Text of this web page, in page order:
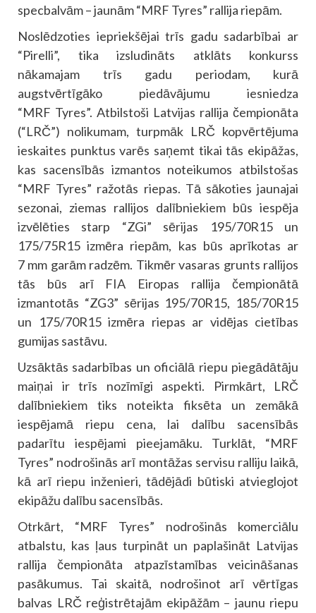
specbalvām – jaunām “MRF Tyres” rallija riepām.
Noslēdzoties iepriekšējai trīs gadu sadarbībai ar
“Pirelli”, tika izsludināts atklāts konkurss
nākamajam trīs gadu periodam, kurā
augstvērtīgāko piedāvājumu iesniedza
“MRF Tyres”. Atbilstoši Latvijas rallija čempionāta
(“LRČ”) nolikumam, turpmāk LRČ kopvērtējuma
ieskaites punktus varēs saņemt tikai tās ekipāžas,
kas sacensībās izmantos noteikumos atbilstošas
“MRF Tyres” ražotās riepas. Tā sākoties jaunajai
sezonai, ziemas rallijos dalībniekiem būs iespēja
izvēlēties starp “ZGi” sērijas 195/70R15 un
175/75R15 izmēra riepām, kas būs aprīkotas ar
7 mm garām radzēm. Tikmēr vasaras grunts rallijos
tās būs arī FIA Eiropas rallija čempionātā
izmantotās “ZG3” sērijas 195/70R15, 185/70R15
un 175/70R15 izmēra riepas ar vidējas cietības
gumijas sastāvu.
Uzsāktās sadarbības un oficiālā riepu piegādātāju
maiņai ir trīs nozīmīgi aspekti. Pirmkārt, LRČ
dalībniekiem tiks noteikta fiksēta un zemākā
iespējamā riepu cena, lai dalību sacensībās
padarītu iespējami pieejamāku. Turklāt, “MRF
Tyres” nodrošinās arī montāžas servisu ralliju laikā,
kā arī riepu inženieri, tādējādi būtiski atvieglojot
ekipāžu dalību sacensībās.
Otrkārt, “MRF Tyres” nodrošinās komerciālu
atbalstu, kas ļaus turpināt un paplašināt Latvijas
rallija čempionāta atpazīstamības veicināšanas
pasākumus. Tai skaitā, nodrošinot arī vērtīgas
balvas LRČ reģistrētajām ekipāžām – jaunu riepu